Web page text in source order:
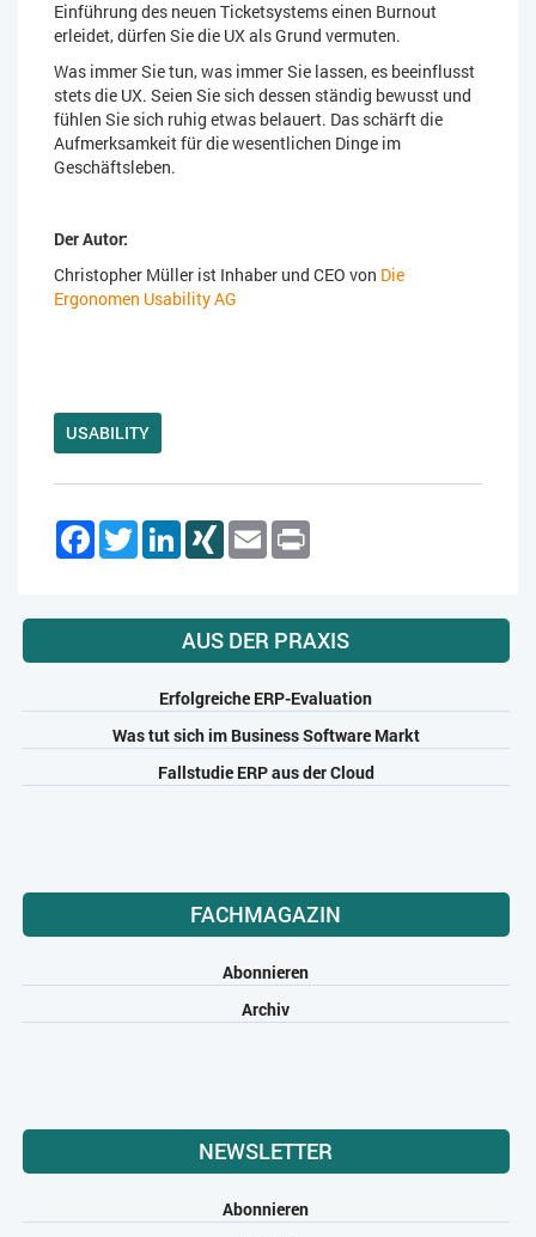
Einführung des neuen Ticketsystems einen Burnout
erleidet, dürfen Sie die UX als Grund vermuten.
Was immer Sie tun, was immer Sie lassen, es beeinflusst
stets die UX. Seien Sie sich dessen ständig bewusst und
fühlen Sie sich ruhig etwas belauert. Das schärft die
Aufmerksamkeit für die wesentlichen Dinge im
Geschäftsleben.
Der Autor:
Christopher Müller ist Inhaber und CEO von Die
Ergonomen Usability AG
USABILITY
FacebookTwitterLinkedInXING Email
AUS DER PRAXIS
Erfolgreiche ERP-Evaluation
Was tut sich im Business Software Markt
Fallstudie ERP aus der Cloud
FACHMAGAZIN
Abonnieren
Archiv
NEWSLETTER
Abonnieren